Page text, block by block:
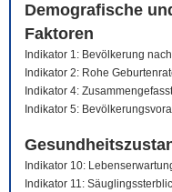
Demografische
Faktoren
Indikator 1: Bevölkerung
Indikator 2: Rohe
Indikator 4:
Indikator 5:
Indikator 10:
Indikator 11: